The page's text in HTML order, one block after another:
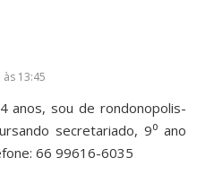
13:45
anos, sou de rondonopolis-
secretariado, 9⁰ ano
66 99616-6035